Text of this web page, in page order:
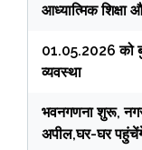
आध्यात्मिक शिक्षा
01.05.2026 को
व्यवस्था
भवनगणना शुरू,
अपील,घर-घर